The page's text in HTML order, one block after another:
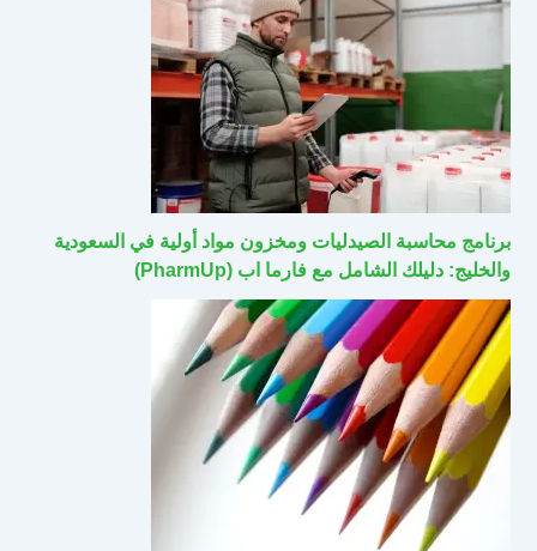
برنامج محاسبة الصيدليات ومخزون مواد أولية في السعودية
والخليج: دليلك الشامل مع فارما اب (PharmUp)